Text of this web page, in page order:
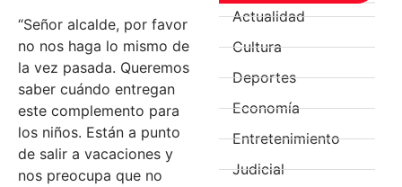
“Señor alcalde, por favor
no nos haga lo mismo de
la vez pasada. Queremos
saber cuándo entregan
este complemento para
los niños. Están a punto
de salir a vacaciones y
nos preocupa que no
Actualidad
Cultura
Deportes
Economía
Entretenimiento
Judicial